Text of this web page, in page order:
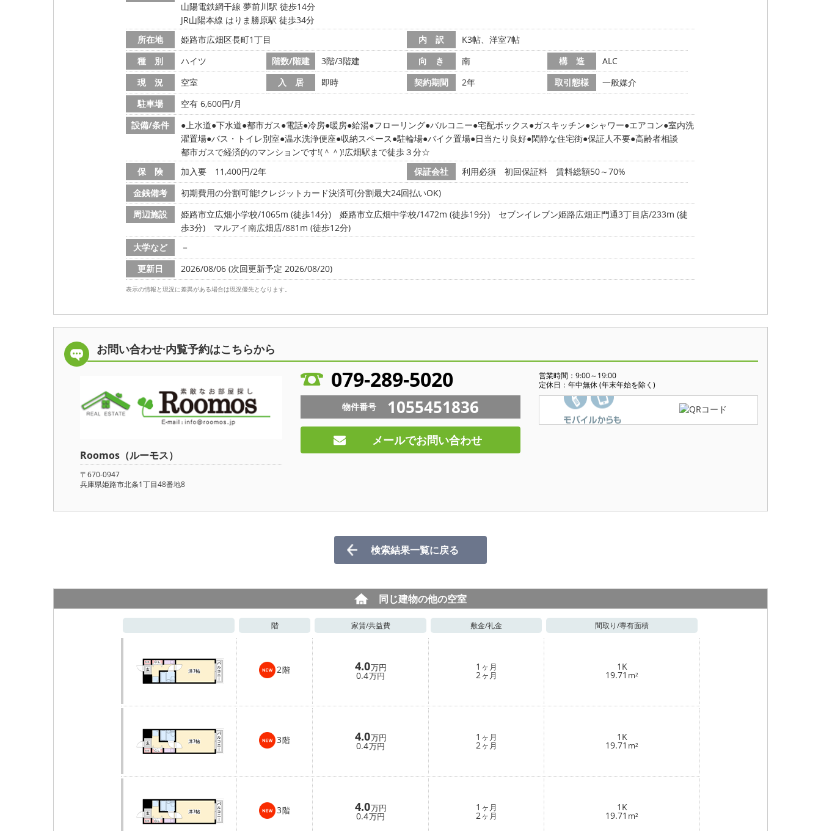
山陽電鉄網干線 夢前川駅 徒歩14分
JR山陽本線 はりま勝原駅 徒歩34分
所在地
姫路市広畑区長町1丁目 内 訳
K3帖、洋室7帖
種 別
ハイツ 階数/階建 3階/3階建 向 き 南 構 造
ALC
現 況
空室 入 居 即時 契約期間 2年 取引態様
一般媒介
駐車場
空有 6,600円/月
設備/条件
上水道 下水道 都市ガス 電話 冷房 暖房 給湯 フローリング バルコニー 宅配ボックス ガスキッチン シャワー エアコン 室内洗
濯置場 バス・トイレ別室 温水洗浄便座 収納スペース 駐輪場 バイク置場 日当たり良好 閑静な住宅街 保証人不要 高齢者相談
都市ガスで経済的のマンションです!(＾＾)!広畑駅まで徒歩３分☆
保 険
加入要 11,400円/2年 保証会社
利用必須 初回保証料 賃料総額50～70%
金銭備考
初期費用の分割可能!クレジットカード決済可(分割最大24回払いOK)
周辺施設
姫路市立広畑小学校/1065m (徒歩14分) 姫路市立広畑中学校/1472m (徒歩19分)
セブンイレブン姫路広畑正門通3丁目店/233m (徒
歩3分)
マルアイ南広畑店/881m (徒歩12分)
大学など
－
更新日
2026/08/06 (次回更新予定 2026/08/20)
表示の情報と現況に差異がある場合は現況優先となります。
お問い合わせ·内覧予約はこちらから
Roomos（ルーモス）
〒670-0947
兵庫県姫路市北条1丁目48番地8
079-289-5020
営業時間：9:00～19:00
定休日：年中無休 (年末年始を除く)
物件番号 1055451836
メールでお問い合わせ
検索結果一覧に戻る
同じ建物の他の空室
階 家賃/共益費 敷金/礼金 間取り/専有面積
2階 4.0万円
0.4万円
1 ヶ月
2ヶ月
1K
19.71 m²
3階 4.0万円
0.4万円
1 ヶ月
2ヶ月
1K
19.71 m²
3階 4.0万円
0.4万円
1 ヶ月
2ヶ月
1K
19.71 m²